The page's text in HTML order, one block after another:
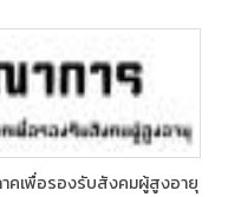
คเพื่อรองรับสังคมผู้สูงอายุ